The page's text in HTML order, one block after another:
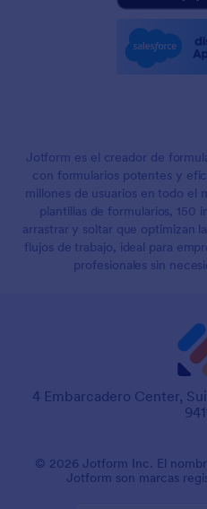
Jotform es el creador de
con formularios potentes y
millones de usuarios en todo
plantillas de formularios, 150
arrastrar y soltar que optimizan
flujos de trabajo, ideal para
profesionales sin
4 Embarcadero Center,
© 2026 Jotform Inc. El
Jotform son marcas